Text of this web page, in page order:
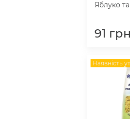
Яблуко
91 грн
Наявність